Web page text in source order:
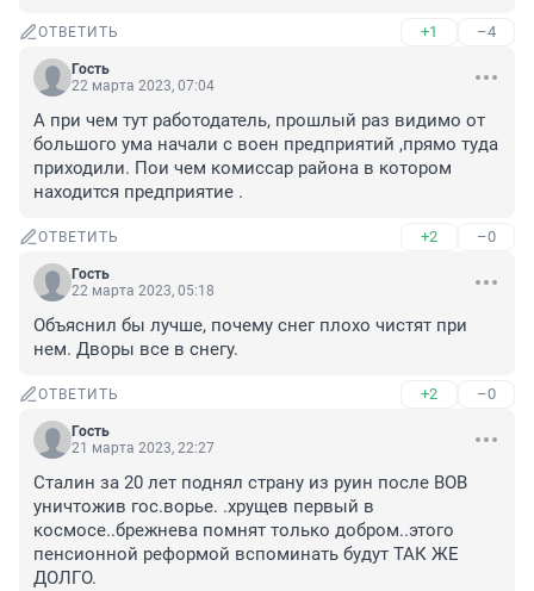
ОТВЕТИТЬ +1 –4
Гость
22 марта 2023, 07:04
А при чем тут работодатель, прошлый раз видимо от
большого ума начали с воен предприятий ,прямо туда
приходили. Пои чем комиссар района в котором
находится предприятие .
ОТВЕТИТЬ +2 –0
Гость
22 марта 2023, 05:18
Объяснил бы лучше, почему снег плохо чистят при
нем. Дворы все в снегу.
ОТВЕТИТЬ +2 –0
Гость
21 марта 2023, 22:27
Сталин за 20 лет поднял страну из руин после ВОВ
уничтожив гос.ворье. .хрущев первый в
космосе..брежнева помнят только добром..этого
пенсионной реформой вспоминать будут ТАК ЖЕ
ДОЛГО.